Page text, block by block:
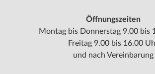
Öffnungszeiten
Montag bis Donnerstag 9.00 bis
Freitag 9.00 bis 16.00
und nach Vereinbarung